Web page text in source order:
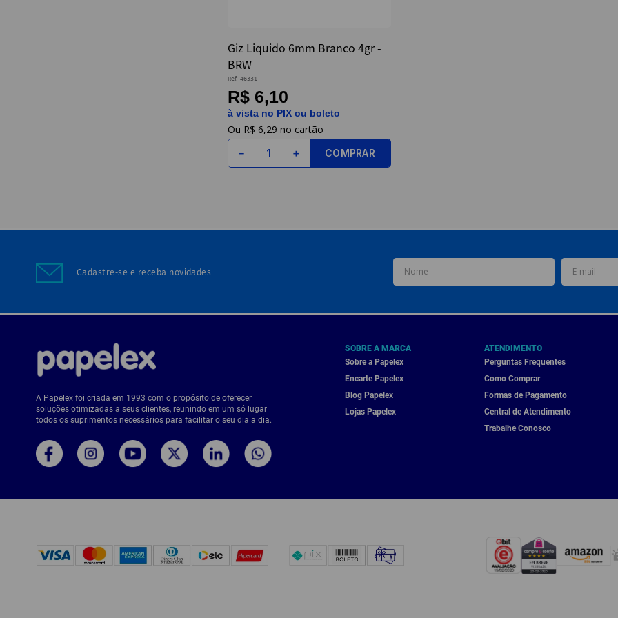
Giz Liquido 6mm Branco 4gr -
BRW
Ref. 46331
R$ 6,10
à vista no PIX ou boleto
R$ 6,29
＋
－ COMPRAR
Cadastre-se e receba novidades
A Papelex foi criada em 1993 com o propósito de oferecer
soluções otimizadas a seus clientes, reunindo em um só lugar
todos os suprimentos necessários para facilitar o seu dia a dia.
SOBRE A MARCA
Sobre a Papelex
Encarte Papelex
Blog Papelex
Lojas Papelex
ATENDIMENTO
Perguntas Frequentes
Como Comprar
Formas de Pagamento
Central de Atendimento
Trabalhe Conosco